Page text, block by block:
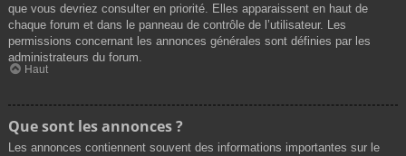
que vous devriez consulter en priorité. Elles apparaissent en haut de
chaque forum et dans le panneau de contrôle de l’utilisateur. Les
permissions concernant les annonces générales sont définies par les
administrateurs du forum.
Haut
Que sont les annonces ?
Les annonces contiennent souvent des informations importantes sur le